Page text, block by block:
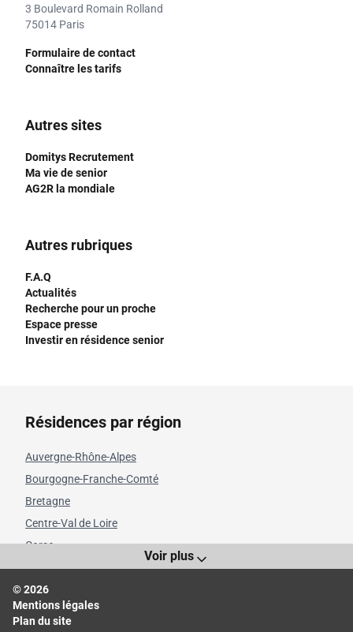
3 Boulevard Romain Rolland
75014 Paris
Formulaire de contact
Connaître les tarifs
Autres sites
Domitys Recrutement
Ma vie de senior
AG2R la mondiale
Autres rubriques
F.A.Q
Actualités
Recherche pour un proche
Espace presse
Investir en résidence senior
Résidences par région
Auvergne-Rhône-Alpes
Bourgogne-Franche-Comté
Bretagne
Centre-Val de Loire
Corse
Grand Est
Hauts-de-France
Île-de-France
Voir plus
© 2026
Mentions légales
Plan du site